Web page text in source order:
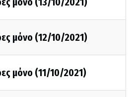
μόνο (12/10/2021)
μόνο (11/10/2021)